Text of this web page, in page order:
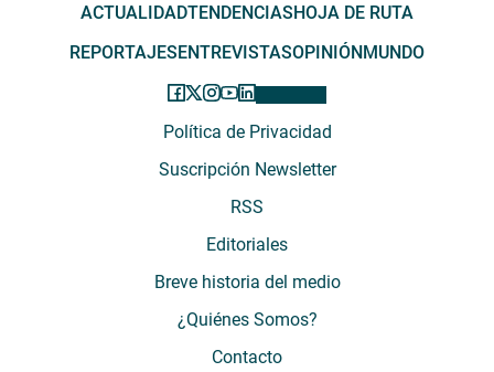
ACTUALIDADTENDENCIASHOJA DE RUTA
REPORTAJESENTREVISTASOPINIÓNMUNDO
Política de Privacidad
Suscripción Newsletter
RSS
Editoriales
Breve historia del medio
¿Quiénes Somos?
Contacto